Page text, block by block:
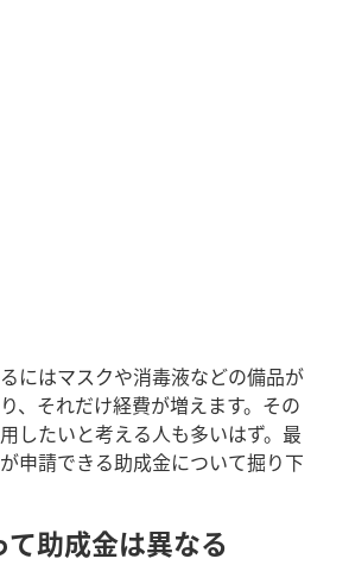
にはマスクや消毒液などの備品が
、それだけ経費が増えます。その
したいと考える人も多いはず。最
申請できる助成金について掘り下
て助成金は異なる